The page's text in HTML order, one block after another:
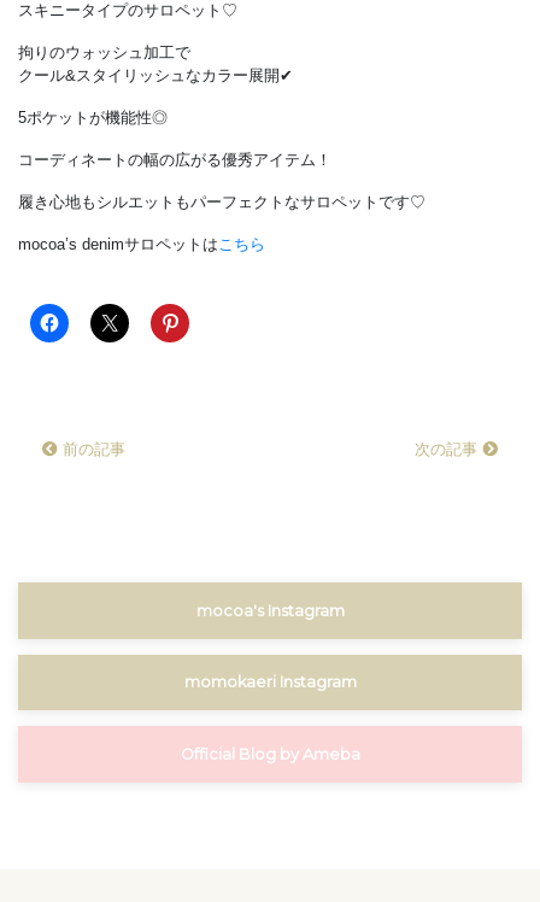
スキニータイプのサロペット♡
拘りのウォッシュ加工で
クール&スタイリッシュなカラー展開✔︎
5ポケットが機能性◎
コーディネートの幅の広がる優秀アイテム！
履き心地もシルエットもパーフェクトなサロペットです♡
mocoa’s denimサロペットは こちら
前の記事 次の記事
mocoa's Instagram
momokaeri Instagram
Official Blog by Ameba